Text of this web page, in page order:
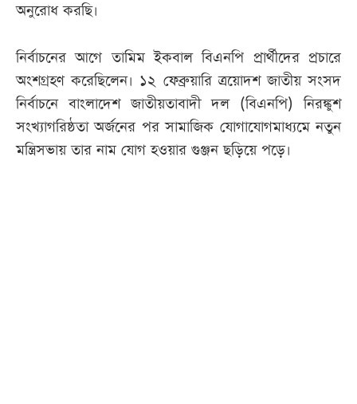
অনুরোধ করছি।
নির্বাচনের আগে তামিম ইকবাল বিএনপি প্রার্থীদের প্রচারে
অংশগ্রহণ করেছিলেন। ১২ ফেব্রুয়ারি ত্রয়োদশ জাতীয় সংসদ
নির্বাচনে বাংলাদেশ জাতীয়তাবাদী দল (বিএনপি) নিরঙ্কুশ
সংখ্যাগরিষ্ঠতা অর্জনের পর সামাজিক যোগাযোগমাধ্যমে নতুন
মন্ত্রিসভায় তার নাম যোগ হওয়ার গুঞ্জন ছড়িয়ে পড়ে।